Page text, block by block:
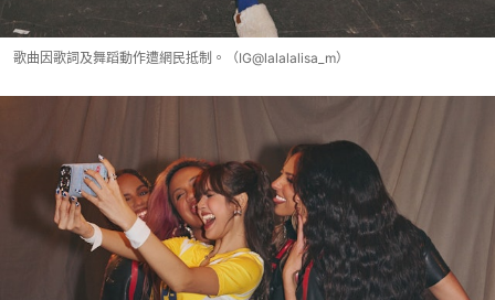
歌曲因歌詞及舞蹈動作遭網民抵制。（IG@lalalalisa_m）